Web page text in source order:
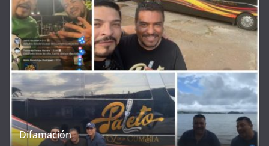
Difamación